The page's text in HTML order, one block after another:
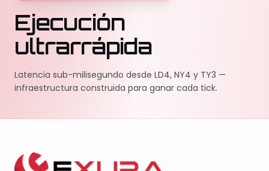
Ejecución
ultrarrápida
Latencia sub-milisegundo desde LD4, NY4 y TY3 —
infraestructura construida para ganar cada tick.